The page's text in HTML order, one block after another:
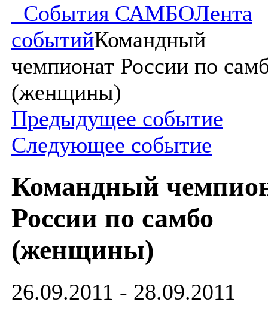
События САМБОЛента
событийКомандный
чемпионат России по
(женщины)
Предыдущее событие
Следующее событие
Командный
России по самбо
(женщины)
26.09.2011 - 28.09.2011